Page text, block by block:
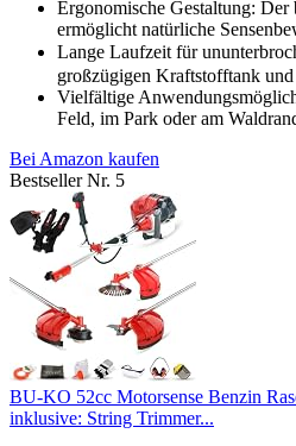
Ergonomische Gestaltung:
ermöglicht natürliche
Lange Laufzeit für
großzügigen Kraftstofftank und
Vielfältige
Feld, im Park oder am
Bei Amazon kaufen
Bestseller Nr. 5
BU-KO 52cc Motorsense Benzin
inklusive: String Trimmer...